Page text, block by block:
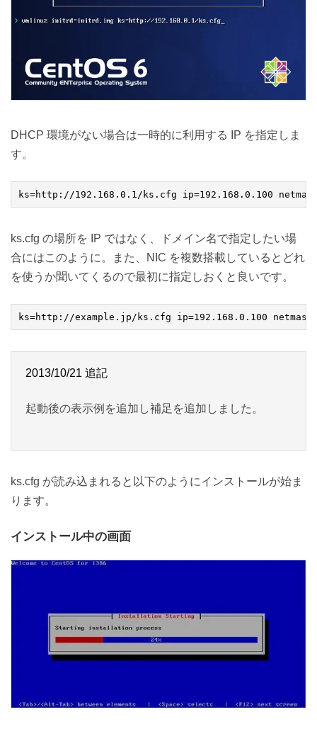
DHCP 環境がない場合は一時的に利用する IP を指定しま
す。
ks.cfg の場所を IP ではなく、ドメイン名で指定したい場
合にはこのように。また、NIC を複数搭載しているとどれ
を使うか聞いてくるので最初に指定しおくと良いです。
2013/10/21 追記
起動後の表示例を追加し補足を追加しました。
ks.cfg が読み込まれると以下のようにインストールが始ま
ります。
インストール中の画面